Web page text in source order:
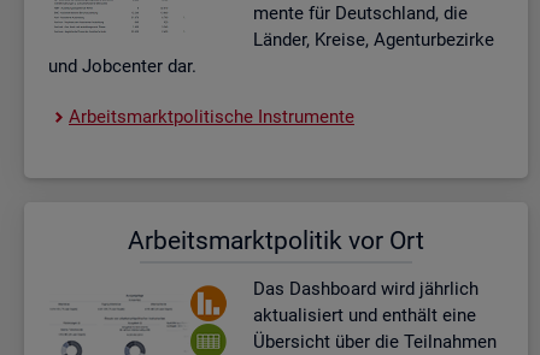
men­te für Deutsch­land, die
Län­der, Krei­se, Agen­tur­be­zir­ke
und Job­cen­ter dar.
Ar­beits­markt­po­li­ti­sche In­stru­men­te
Ar­beits­markt­po­li­tik vor Ort
Das Da­sh­board wird jähr­lich
ak­tua­li­siert und ent­hält eine
Über­sicht über die Teil­nah­men